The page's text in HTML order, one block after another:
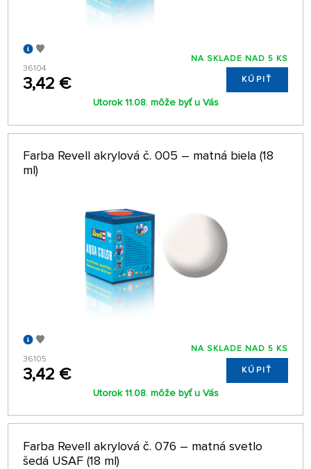
36104
3,42 €
NA SKLADE NAD 5 KS
KÚPIŤ
Utorok 11.08. môže byť u Vás
Farba Revell akrylová č. 005 – matná biela (18
ml)
36105
3,42 €
NA SKLADE NAD 5 KS
KÚPIŤ
Utorok 11.08. môže byť u Vás
Farba Revell akrylová č. 076 – matná svetlo
šedá USAF (18 ml)